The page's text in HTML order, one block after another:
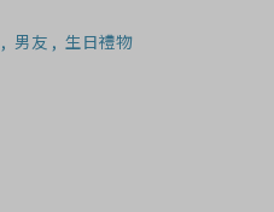
男友 生日禮物